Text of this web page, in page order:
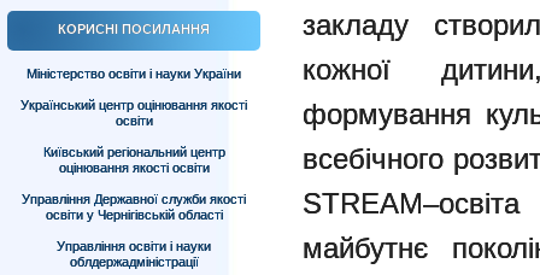
КОРИСНІ ПОСИЛАННЯ
Міністерство освіти і науки України
Український центр оцінювання якості
освіти
Київський регіональний центр
оцінювання якості освіти
Управління Державної служби якості
освіти у Чернігівській області
Управління освіти і науки
облдержадміністрації
закладу
кожної
формування
всебічного
майбутнє